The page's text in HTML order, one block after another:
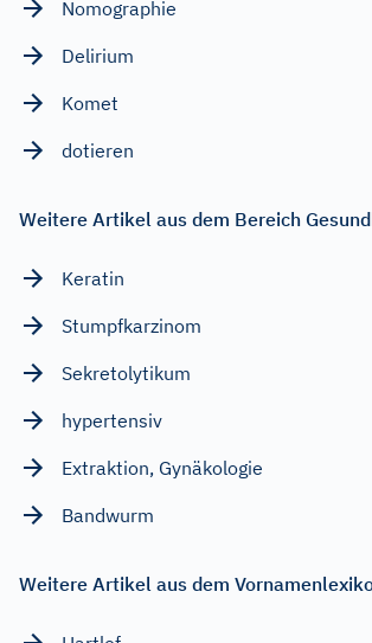
Nomographie
Delirium
Komet
dotieren
Weitere Artikel aus dem Bereich
Keratin
Stumpfkarzinom
Sekretolytikum
hypertensiv
Extraktion, Gynäkologie
Bandwurm
Weitere Artikel aus dem